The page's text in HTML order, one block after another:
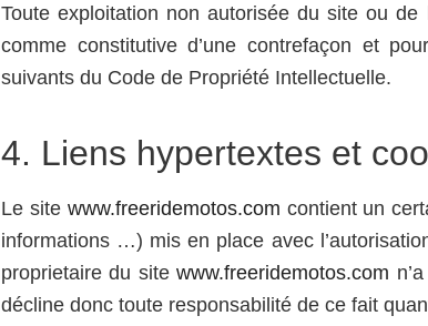
Toute exploitation non autorisée du site ou de
comme constitutive d’une contrefaçon et
suivants du Code de Propriété Intellectuelle.
4. Liens hypertextes et
Le site www.freeridemotos.com contient un
informations …) mis en place avec
proprietaire du sitewww.freeridemotos.com
décline donc toute responsabilité de ce fait